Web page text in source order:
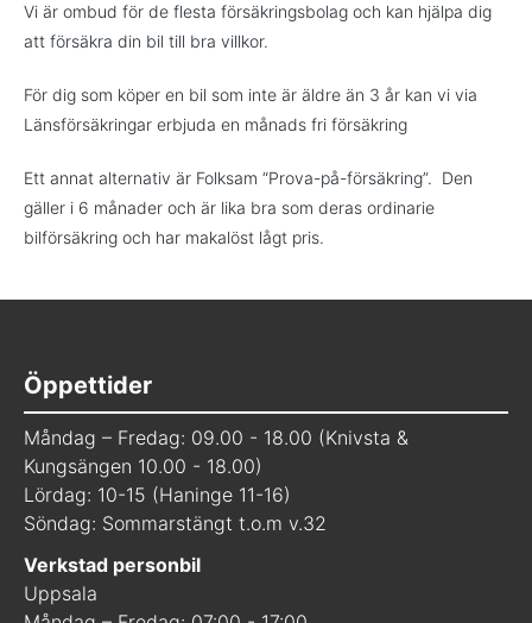
Vi är ombud för de flesta försäkringsbolag och kan hjälpa dig
att försäkra din bil till bra villkor.
För dig som köper en bil som inte är äldre än 3 år kan vi via
Länsförsäkringar erbjuda en månads fri försäkring
Ett annat alternativ är Folksam “Prova-på-försäkring”. Den
gäller i 6 månader och är lika bra som deras ordinarie
bilförsäkring och har makalöst lågt pris.
Öppettider
Måndag – Fredag: 09.00 - 18.00 (Knivsta &
Kungsängen 10.00 - 18.00)
Lördag: 10-15 (Haninge 11-16)
Söndag: Sommarstängt t.o.m v.32
Verkstad personbil
Uppsala